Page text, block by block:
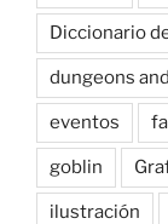
Diccionario
dungeons
eventos
goblin
ilustración